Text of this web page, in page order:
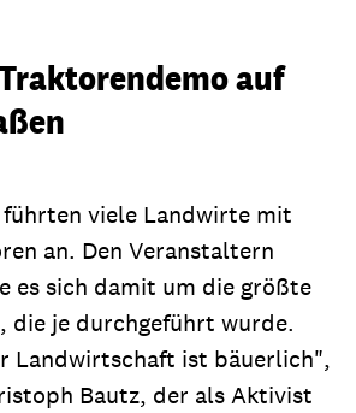
auf
führten viele Landwirte mit
an. Den Veranstaltern
es sich damit um die größte
die je durchgeführt wurde.
Landwirtschaft ist bäuerlich",
Bautz, der als Aktivist